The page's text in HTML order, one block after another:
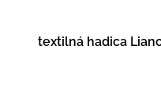
textilná hadica